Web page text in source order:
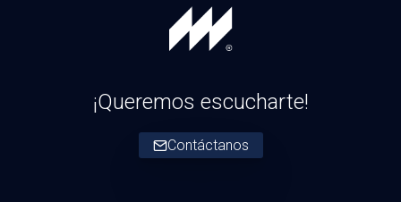
¡Queremos escucharte!
Contáctanos